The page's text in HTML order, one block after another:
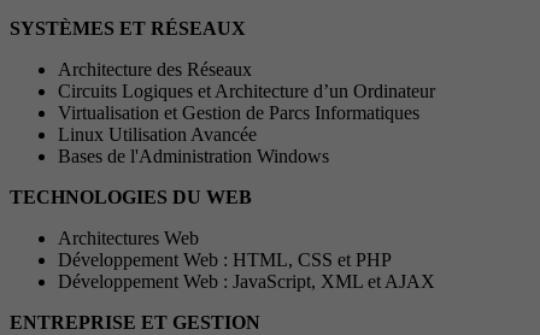
SYSTÈMES ET RÉSEAUX
Architecture des Réseaux
Circuits Logiques et Architecture d’un Ordinateur
Virtualisation et Gestion de Parcs Informatiques
Linux Utilisation Avancée
Bases de l'Administration Windows
TECHNOLOGIES DU WEB
Architectures Web
Développement Web : HTML, CSS et PHP
Développement Web : JavaScript, XML et AJAX
ENTREPRISE ET GESTION